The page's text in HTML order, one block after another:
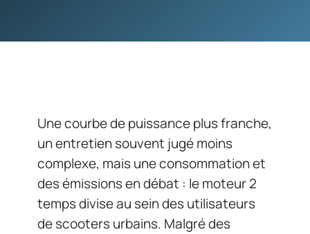
Une courbe de puissance plus franche,
un entretien souvent jugé moins
complexe, mais une consommation et
des émissions en débat : le moteur 2
temps divise au sein des utilisateurs
de scooters urbains. Malgré des